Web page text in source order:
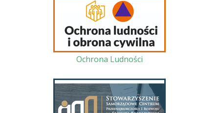
Ochrona Ludności